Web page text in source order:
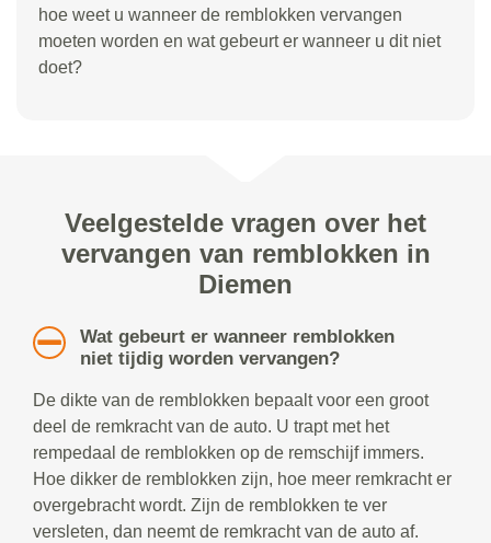
hoe weet u wanneer de remblokken vervangen
moeten worden en wat gebeurt er wanneer u dit niet
doet?
Veelgestelde vragen over het
vervangen van remblokken in
Diemen
Wat gebeurt er wanneer remblokken
niet tijdig worden vervangen?
De dikte van de remblokken bepaalt voor een groot
deel de remkracht van de auto. U trapt met het
rempedaal de remblokken op de remschijf immers.
Hoe dikker de remblokken zijn, hoe meer remkracht er
overgebracht wordt. Zijn de remblokken te ver
versleten, dan neemt de remkracht van de auto af.